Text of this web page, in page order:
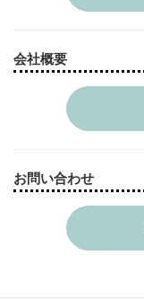
会社概要
お問い合わせ